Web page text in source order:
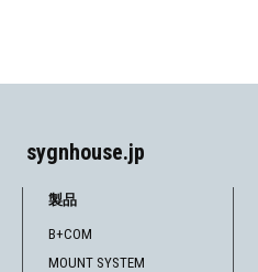
sygnhouse.jp
製品
B+COM
MOUNT SYSTEM